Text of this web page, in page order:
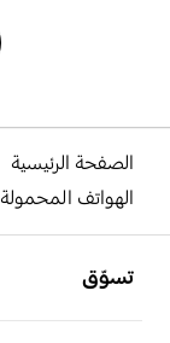
الصفحة الرئيسية
الهواتف المحمولة
تسوّق